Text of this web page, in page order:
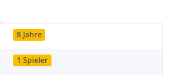
8 Jahre
1 Spieler